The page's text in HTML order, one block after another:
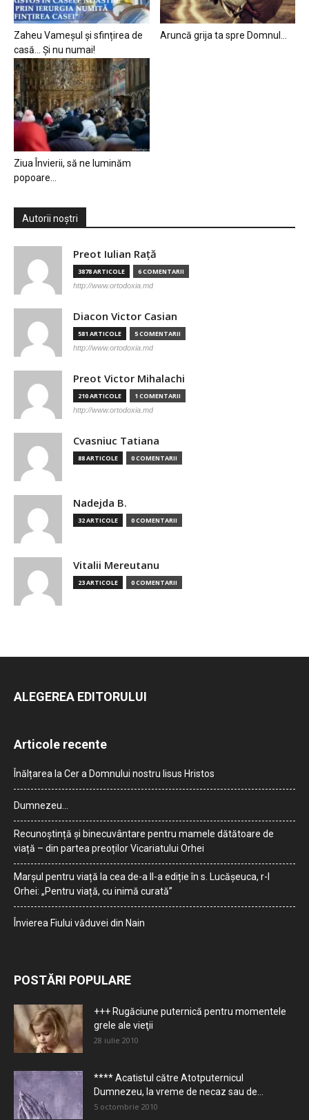
Zaheu Vameșul și sfințirea de
casă… Și nu numai!
Aruncă grija ta spre Domnul…
Ziua Învierii, să ne luminăm
popoare…
Autorii noștri
Preot Iulian Raţă
3878 ARTICOLE 6 COMENTARII
http://www.ortodoxia.md
Diacon Victor Casian
581 ARTICOLE 5 COMENTARII
http://www.ortodoxia.md
Preot Victor Mihalachi
210 ARTICOLE 1 COMENTARII
http://www.ortodoxia.md
Cvasniuc Tatiana
88 ARTICOLE 0 COMENTARII
Nadejda B.
32 ARTICOLE 0 COMENTARII
Vitalii Mereutanu
23 ARTICOLE 0 COMENTARII
ALEGEREA EDITORULUI
Articole recente
Înălțarea la Cer a Domnului nostru Iisus Hristos
Dumnezeu…
Recunoștință și binecuvântare pentru mamele dătătoare de
viață – din partea preoților Vicariatului Orhei
Marșul pentru viață la cea de-a II-a ediție în s. Lucășeuca, r-l
Orhei: „Pentru viață, cu inimă curată”
Învierea Fiului văduvei din Nain
POSTĂRI POPULARE
+++ Rugăciune puternică pentru momentele
grele ale vieţii
28 iulie 2010
**** Acatistul către Atotputernicul
Dumnezeu, la vreme de necaz sau de...
5 octombrie 2010